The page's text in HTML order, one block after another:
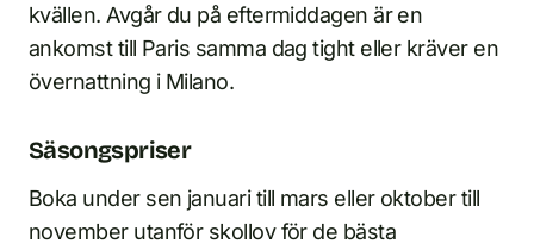
kvällen. Avgår du på eftermiddagen är en
ankomst till Paris samma dag tight eller kräver en
övernattning i Milano.
Säsongspriser
Boka under sen januari till mars eller oktober till
november utanför skollov för de bästa